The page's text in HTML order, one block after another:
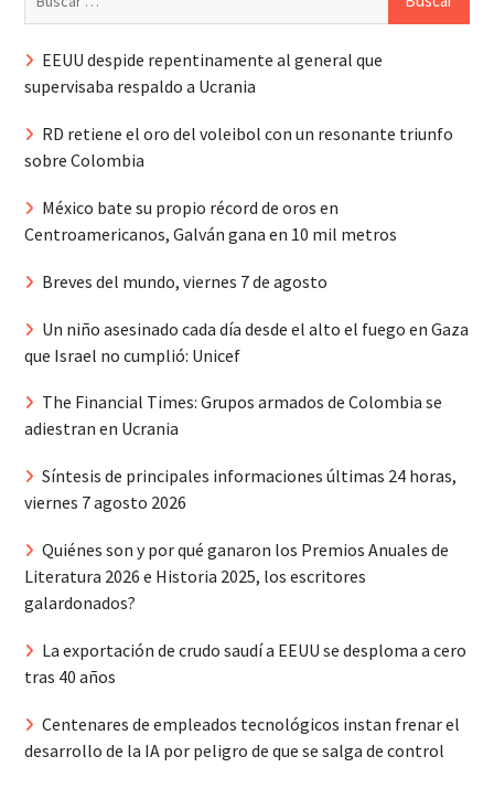
EEUU despide repentinamente al general que
supervisaba respaldo a Ucrania
RD retiene el oro del voleibol con un resonante triunfo
sobre Colombia
México bate su propio récord de oros en
Centroamericanos, Galván gana en 10 mil metros
Breves del mundo, viernes 7 de agosto
Un niño asesinado cada día desde el alto el fuego en Gaza
que Israel no cumplió: Unicef
The Financial Times: Grupos armados de Colombia se
adiestran en Ucrania
Síntesis de principales informaciones últimas 24 horas,
viernes 7 agosto 2026
Quiénes son y por qué ganaron los Premios Anuales de
Literatura 2026 e Historia 2025, los escritores
galardonados?
La exportación de crudo saudí a EEUU se desploma a cero
tras 40 años
Centenares de empleados tecnológicos instan frenar el
desarrollo de la IA por peligro de que se salga de control